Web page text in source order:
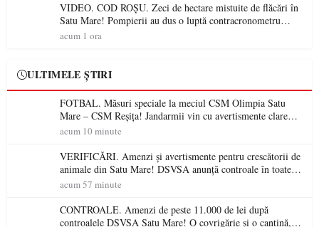
VIDEO. COD ROȘU. Zeci de hectare mistuite de flăcări în
Satu Mare! Pompierii au dus o luptă contracronometru
pentru a salva o pădure de la dezastru
acum 1 ora
ULTIMELE ȘTIRI
FOTBAL. Măsuri speciale la meciul CSM Olimpia Satu
Mare – CSM Reșița! Jandarmii vin cu avertismente clare
pentru suporteri
acum 10 minute
VERIFICĂRI. Amenzi și avertismente pentru crescătorii de
animale din Satu Mare! DSVSA anunță controale în toate
gospodăriile și face apel la respectarea legii
acum 57 minute
CONTROALE. Amenzi de peste 11.000 de lei după
controalele DSVSA Satu Mare! O covrigărie și o cantină,